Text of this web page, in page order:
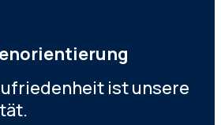
ist unsere